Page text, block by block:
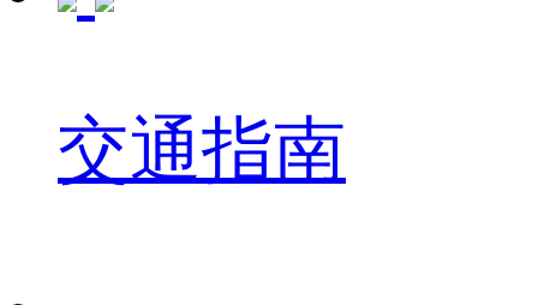
交通指南